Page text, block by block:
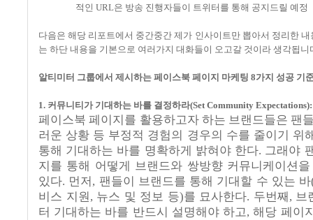
적인 URL은 방송 진행자들이 트위터를 통해 공지드릴 예정
다음은 해당 리포트에서 중간중간 제가 인사이트만 뽑아서 정리한
는 하단 내용을 기본으로 여러가지 대화들이 오고갈 것이라 생각됩니
알티미터 그룹에서 제시하는 페이스북 페이지 마케팅 8가지 성공 기
1. 커뮤니티가 기대하는 바를 결정하라(Set Community Expectations):
페이스북 페이지를 활용하고자 하는 브랜드들은 팬
러운 상황 등 부정적 경험의 경우의 수를 줄이기 위
통해 기대하는 바를 명확하게 밝혀야 한다. 그래야
지를 통해 어떻게 브랜드와 쌍방향 커뮤니케이션
있다. 먼저 , 팬들이 브랜드를 통해 기대할 수 있는 바
비스 지원 , 뉴스 및 정보 등)를 묘사한다. 두번째 , 브
터 기대하는 바를 반드시 설명해야 하고,해당 페이